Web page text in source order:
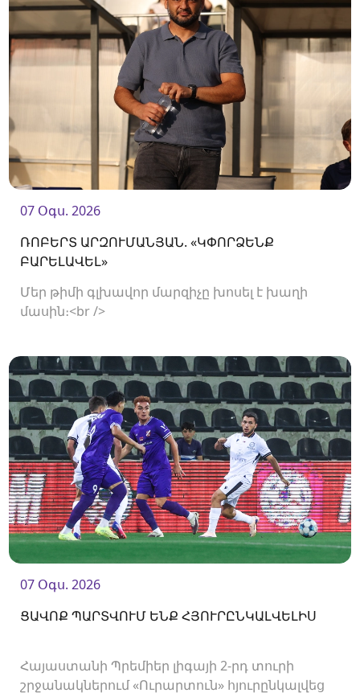
07 Օգս. 2026
ՌՈԲԵՐՏ ԱՐԶՈՒՄԱՆՅԱՆ. «ԿՓՈՐՁԵՆՔ
ԲԱՐԵԼԱՎԵԼ»
Մեր թիմի գլխավոր մարզիչը խոսել է խաղի
մասին։<br />
07 Օգս. 2026
ՑԱՎՈՔ ՊԱՐՏՎՈՒՄ ԵՆՔ ՀՅՈՒՐԸՆԿԱԼՎԵԼԻՍ
Հայաստանի Պրեմիեր լիգայի 2-րդ տուրի
շրջանակներում «Ուրարտուն» հյուրընկալվեց